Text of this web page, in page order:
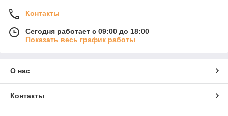
Контакты
Сегодня работает с 09:00 до 18:00
Показать весь график работы
О нас
Контакты